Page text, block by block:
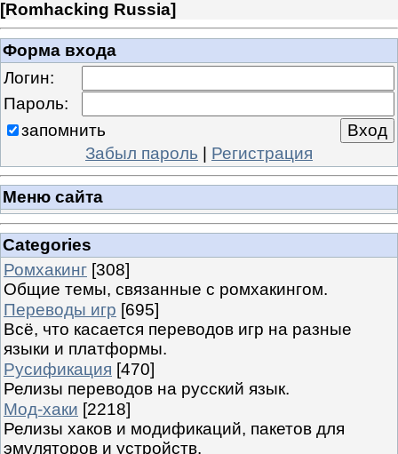
[Romhacking Russia]
Форма входа
Логин:
Пароль:
запомнить
Забыл пароль | Регистрация
Меню сайта
Categories
Ромхакинг [308]
Общие темы, связанные с ромхакингом.
Переводы игр [695]
Всё, что касается переводов игр на разные
языки и платформы.
Русификация [470]
Релизы переводов на русский язык.
Мод-хаки [2218]
Релизы хаков и модификаций, пакетов для
эмуляторов и устройств.